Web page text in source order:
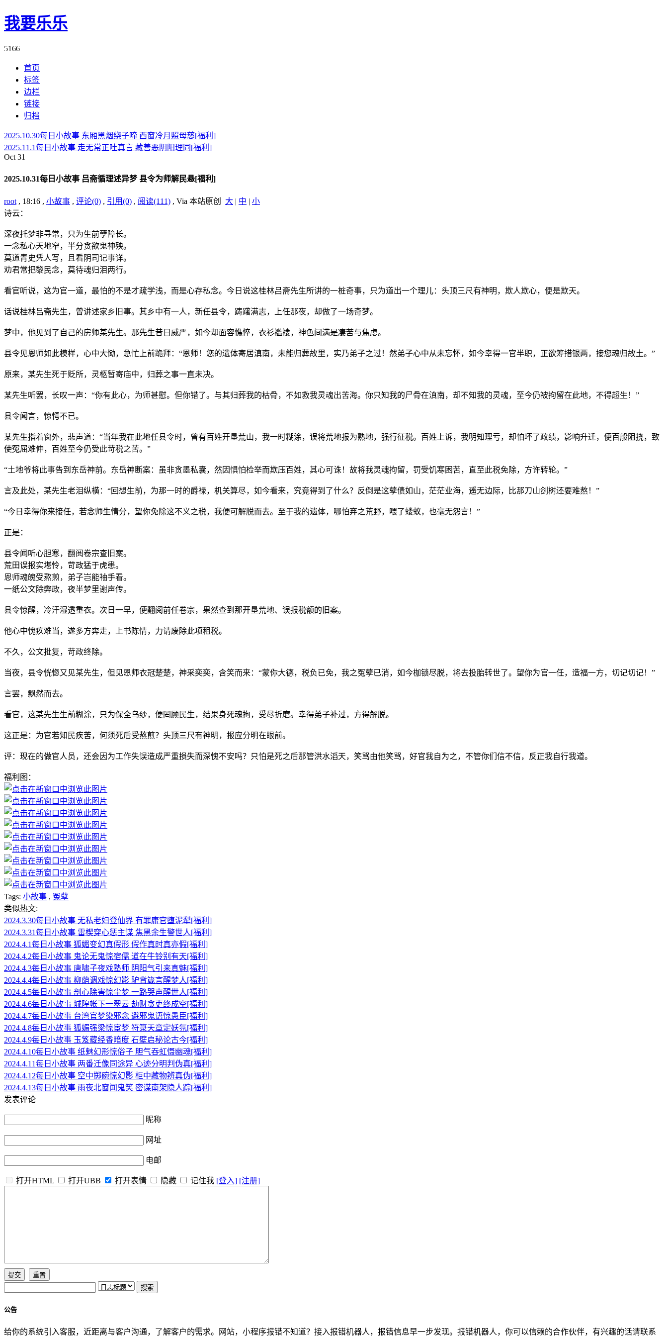
我要乐乐
5166
首页
标签
边栏
链接
归档
2025.10.30每日小故事 东厢黑烟绕子啼 西窗冷月照母慈[福利]
2025.11.1每日小故事 走无常正吐真言 藏善恶阴阳理同[福利]
Oct 31
2025.10.31每日小故事 吕斋循理述异梦 县令为师解民悬[福利]
root, 18:16 , 小故事 , 评论(0) , 引用(0) , 阅读(111) , Via 本站原创 大 | 中 | 小
诗云：
深夜托梦非寻常，只为生前孽障长。
一念私心天地窄，半分贪欲鬼神殃。
莫道青史凭人写，且看阴司记事详。
劝君常把黎民念，莫待魂归泪两行。
看官听说，这为官一道，最怕的不是才疏学浅，而是心存私念。今日说这桂林吕斋先生所讲的一桩奇事，只为道出一个理儿：头顶三尺有神明，欺人欺心，便是欺天。
话说桂林吕斋先生，曾讲述家乡旧事。其乡中有一人，新任县令，踌躇满志，上任那夜，却做了一场奇梦。
梦中，他见到了自己的房师某先生。那先生昔日威严，如今却面容憔悴，衣衫褴褛，神色间满是凄苦与焦虑。
县令见恩师如此模样，心中大恸，急忙上前跪拜：“恩师！您的遗体寄居滇南，未能归葬故里，实乃弟子之过！然弟子心中从未忘怀，如今幸得一官半职，正欲筹措银两，接您魂归故土。”
原来，某先生死于贬所，灵柩暂寄庙中，归葬之事一直未决。
某先生听罢，长叹一声：“你有此心，为师甚慰。但你错了。与其归葬我的枯骨，不如救我灵魂出苦海。你只知我的尸骨在滇南，却不知我的灵魂，至今仍被拘留在此地，不得超生！”
县令闻言，惊愕不已。
某先生指着窗外，悲声道：“当年我在此地任县令时，曾有百姓开垦荒山，我一时糊涂，误将荒地报为熟地，强行征税。百姓上诉，我明知理亏，却怕坏了政绩，影响升迁，便百般阻挠，致
使冤屈难伸，百姓至今仍受此苛税之苦。”
“土地爷将此事告到东岳神前。东岳神断案：虽非贪墨私囊，然因惧怕检举而欺压百姓，其心可诛！故将我灵魂拘留，罚受饥寒困苦，直至此税免除，方许转轮。”
言及此处，某先生老泪纵横：“回想生前，为那一时的爵禄，机关算尽，如今看来，究竟得到了什么？反倒是这孽债如山，茫茫业海，遥无边际，比那刀山剑树还要难熬！”
“今日幸得你来接任，若念师生情分，望你免除这不义之税，我便可解脱而去。至于我的遗体，哪怕弃之荒野，喂了蝼蚁，也毫无怨言！”
正是：
县令闻听心胆寒，翻阅卷宗查旧案。
荒田误报实堪怜，苛政猛于虎患。
恩师魂魄受熬煎，弟子岂能袖手看。
一纸公文除弊政，夜半梦里谢声传。
县令惊醒，冷汗湿透重衣。次日一早，便翻阅前任卷宗，果然查到那开垦荒地、误报税额的旧案。
他心中愧疚难当，遂多方奔走，上书陈情，力请废除此项租税。
不久，公文批复，苛政终除。
当夜，县令恍惚又见某先生，但见恩师衣冠楚楚，神采奕奕，含笑而来：“蒙你大德，税负已免，我之冤孽已消，如今枷锁尽脱，将去投胎转世了。望你为官一任，造福一方，切记切记！”
言罢，飘然而去。
看官，这某先生生前糊涂，只为保全乌纱，便罔顾民生，结果身死魂拘，受尽折磨。幸得弟子补过，方得解脱。
这正是：为官若知民疾苦，何须死后受熬煎？头顶三尺有神明，报应分明在眼前。
评：现在的做官人员，还会因为工作失误造成严重损失而深愧不安吗？只怕是死之后那管洪水滔天，笑骂由他笑骂，好官我自为之，不管你们信不信，反正我自行我道。
福利图：
Tags: 小故事 , 冤孽
类似热文:
2024.3.30每日小故事 无私老妇登仙界 有罪庸官堕泥犁[福利]
2024.3.31每日小故事 雷楔穿心惩主谋 焦黑余生警世人[福利]
2024.4.1每日小故事 狐媚变幻真假形 假作真时真亦假[福利]
2024.4.2每日小故事 鬼论无鬼惊宿儒 道在牛铃别有天[福利]
2024.4.3每日小故事 唐啸子夜戏塾师 阴阳气引来真魅[福利]
2024.4.4每日小故事 柳荫调戏惊幻影 驴背箴言醒梦人[福利]
2024.4.5每日小故事 剖心除害惊尘梦 一路哭声醒世人[福利]
2024.4.6每日小故事 城隍帐下一翠云 劫财贪吏终成空[福利]
2024.4.7每日小故事 台湾官梦染邪念 避邪鬼语惊愚臣[福利]
2024.4.8每日小故事 狐媚强梁惊宦梦 符箓天章定妖氛[福利]
2024.4.9每日小故事 玉笈藏经香暗度 石壁启秘论古今[福利]
2024.4.10每日小故事 纸魅幻形惊俗子 胆气吞虹慑幽魂[福利]
2024.4.11每日小故事 两番迁像同途异 心迹分明判伪真[福利]
2024.4.12每日小故事 空中掷碗惊幻影 柜中藏物辨真伪[福利]
2024.4.13每日小故事 雨夜北窗闻鬼笑 密谋南架隐人踪[福利]
发表评论
昵称
网址
电邮
打开HTML 打开UBB 打开表情 隐藏 记住我 [登入] [注册]
公告
给你的系统引入客服，近距离与客户沟通，了解客户的需求。网站，小程序报错不知道？接入报错机器人，报错信息早一步发现。报错机器人，你可以信赖的合作伙伴，有兴趣的话请联系